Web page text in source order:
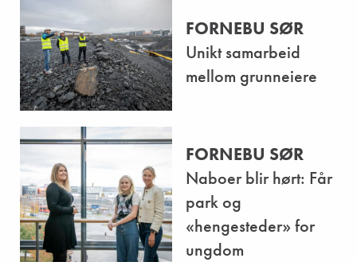
FORNEBU SØR
Unikt samarbeid
mellom grunneiere
FORNEBU SØR
Naboer blir hørt: Får
park og
«hengesteder» for
ungdom